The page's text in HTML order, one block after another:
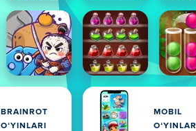
BRAINROT
OʻYINLARI
MOBIL
OʻYINLAR